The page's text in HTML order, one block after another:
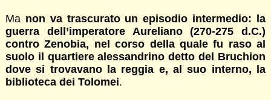
Ma non va trascurato un episodio intermedio: la
guerra dell’imperatore Aureliano (270-275 d.C.)
contro Zenobia, nel corso della quale fu raso al
suolo il quartiere alessandrino detto del Bruchion
dove si trovavano la reggia e, al suo interno, la
biblioteca dei Tolomei.